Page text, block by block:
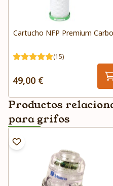
Cartucho NFP Premium
(15)
49,00 €
Productos
para grifos